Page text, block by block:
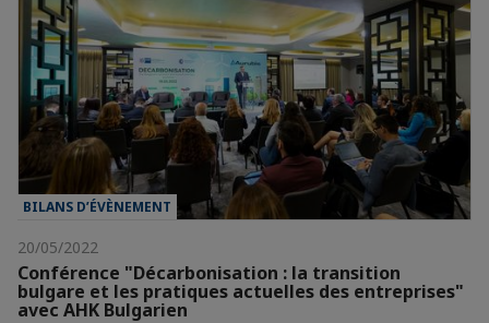
BILANS D’ÉVÈNEMENT
20/05/2022
Conférence "Décarbonisation : la transition
bulgare et les pratiques actuelles des entreprises"
avec AHK Bulgarien